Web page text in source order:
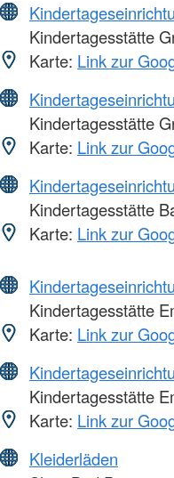
Kindertagesstätte
Karte: Link zur
Kindertagesstätte
Karte: Link zur
Kindertagesstätte
Karte: Link zur
Kindertagesstätte
Karte: Link zur
Kindertagesstätte
Karte: Link zur
Kleiderläden